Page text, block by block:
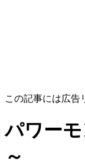
この記事には広告
パワー
～